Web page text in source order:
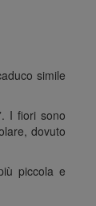
simile
I fiori sono
dovuto
piccola e